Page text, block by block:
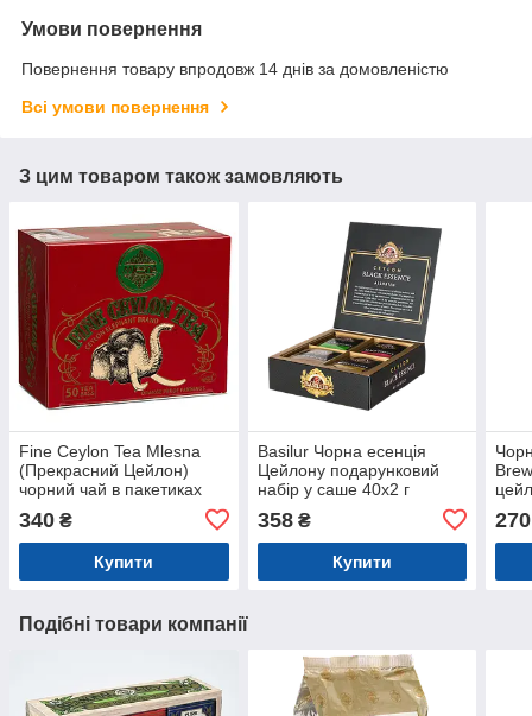
Умови повернення
Повернення товару впродовж 14 днів за домовленістю
Всі умови повернення
З цим товаром також замовляють
Fine Ceylon Tea Mlesna
(Прекрасний Цейлон)
чорний чай в пакетиках
340 ₴
Купити
Basilur Чорна есенція
Цейлону подарунковий
набір у саше 40х2 г
358₴
Купити
270
Подібні товари компанії